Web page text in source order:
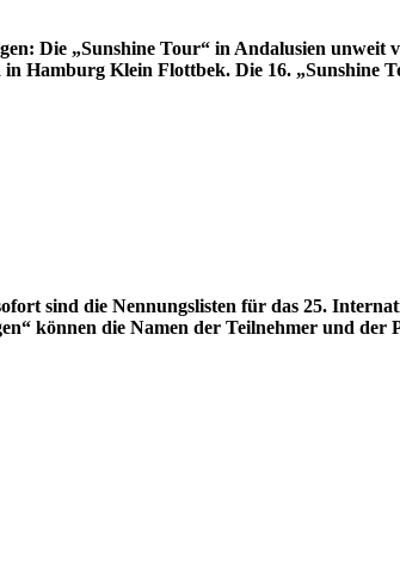
Die „Sunshine Tour“ in Andalusien
Hamburg Klein Flottbek. Die 16. „Sunshine
sind die Nennungslisten für das 25.
können die Namen der Teilnehmer und